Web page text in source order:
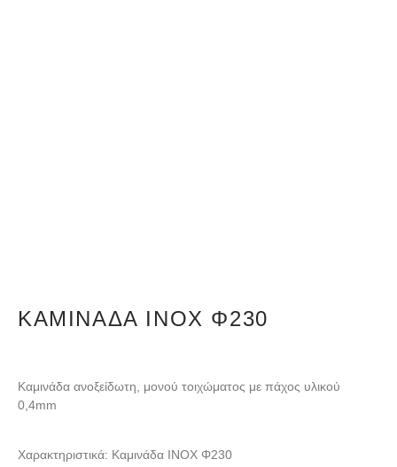
ΚΑΜΙΝΆΔΑ ΙΝΟΧ Φ230
Καμινάδα ανοξείδωτη, μονού τοιχώματος με πάχος υλικού
0,4mm
Χαρακτηριστικά: Καμινάδα ΙΝΟΧ Φ230